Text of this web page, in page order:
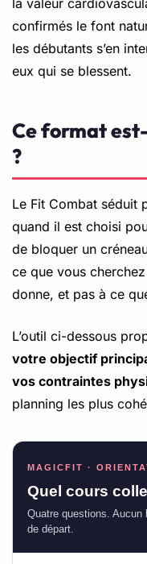
confirmés le font
les débutants s’en
eux qui se blessent.
Ce format
?
Le Fit Combat séduit
quand il est choisi
de bloquer un
ce que vous
donne, et pas à ce
L’outil ci-dessous
votre objectif
vos contraintes
planning les plus
MAGICFIT ·
Quel cours
Quatre questions.
de départ.